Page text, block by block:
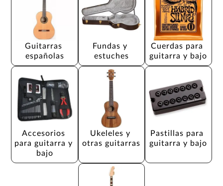
Guitarras
españolas
Fundas y
estuches
Cuerdas para
guitarra y bajo
Accesorios
para guitarra y
bajo
Ukeleles y
otras guitarras
Pastillas para
guitarra y bajo